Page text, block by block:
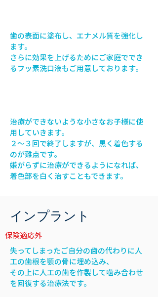
歯の表面に塗布し、エナメル質を強化し
ます。
さらに効果を上げるためにご家庭ででき
るフッ素洗口液もご用意しております。
治療ができないような小さなお子様に使
用していきます。
２～３回で終了しますが、黒く着色する
のが難点です。
嫌がらずに治療ができるようになれば、
着色部を白く治すこともできます。
インプラント
保険適応外
失ってしまったご自分の歯の代わりに人
工の歯根を顎の骨に埋め込み、
その上に人工の歯を作製して噛み合わせ
を回復する治療法です。